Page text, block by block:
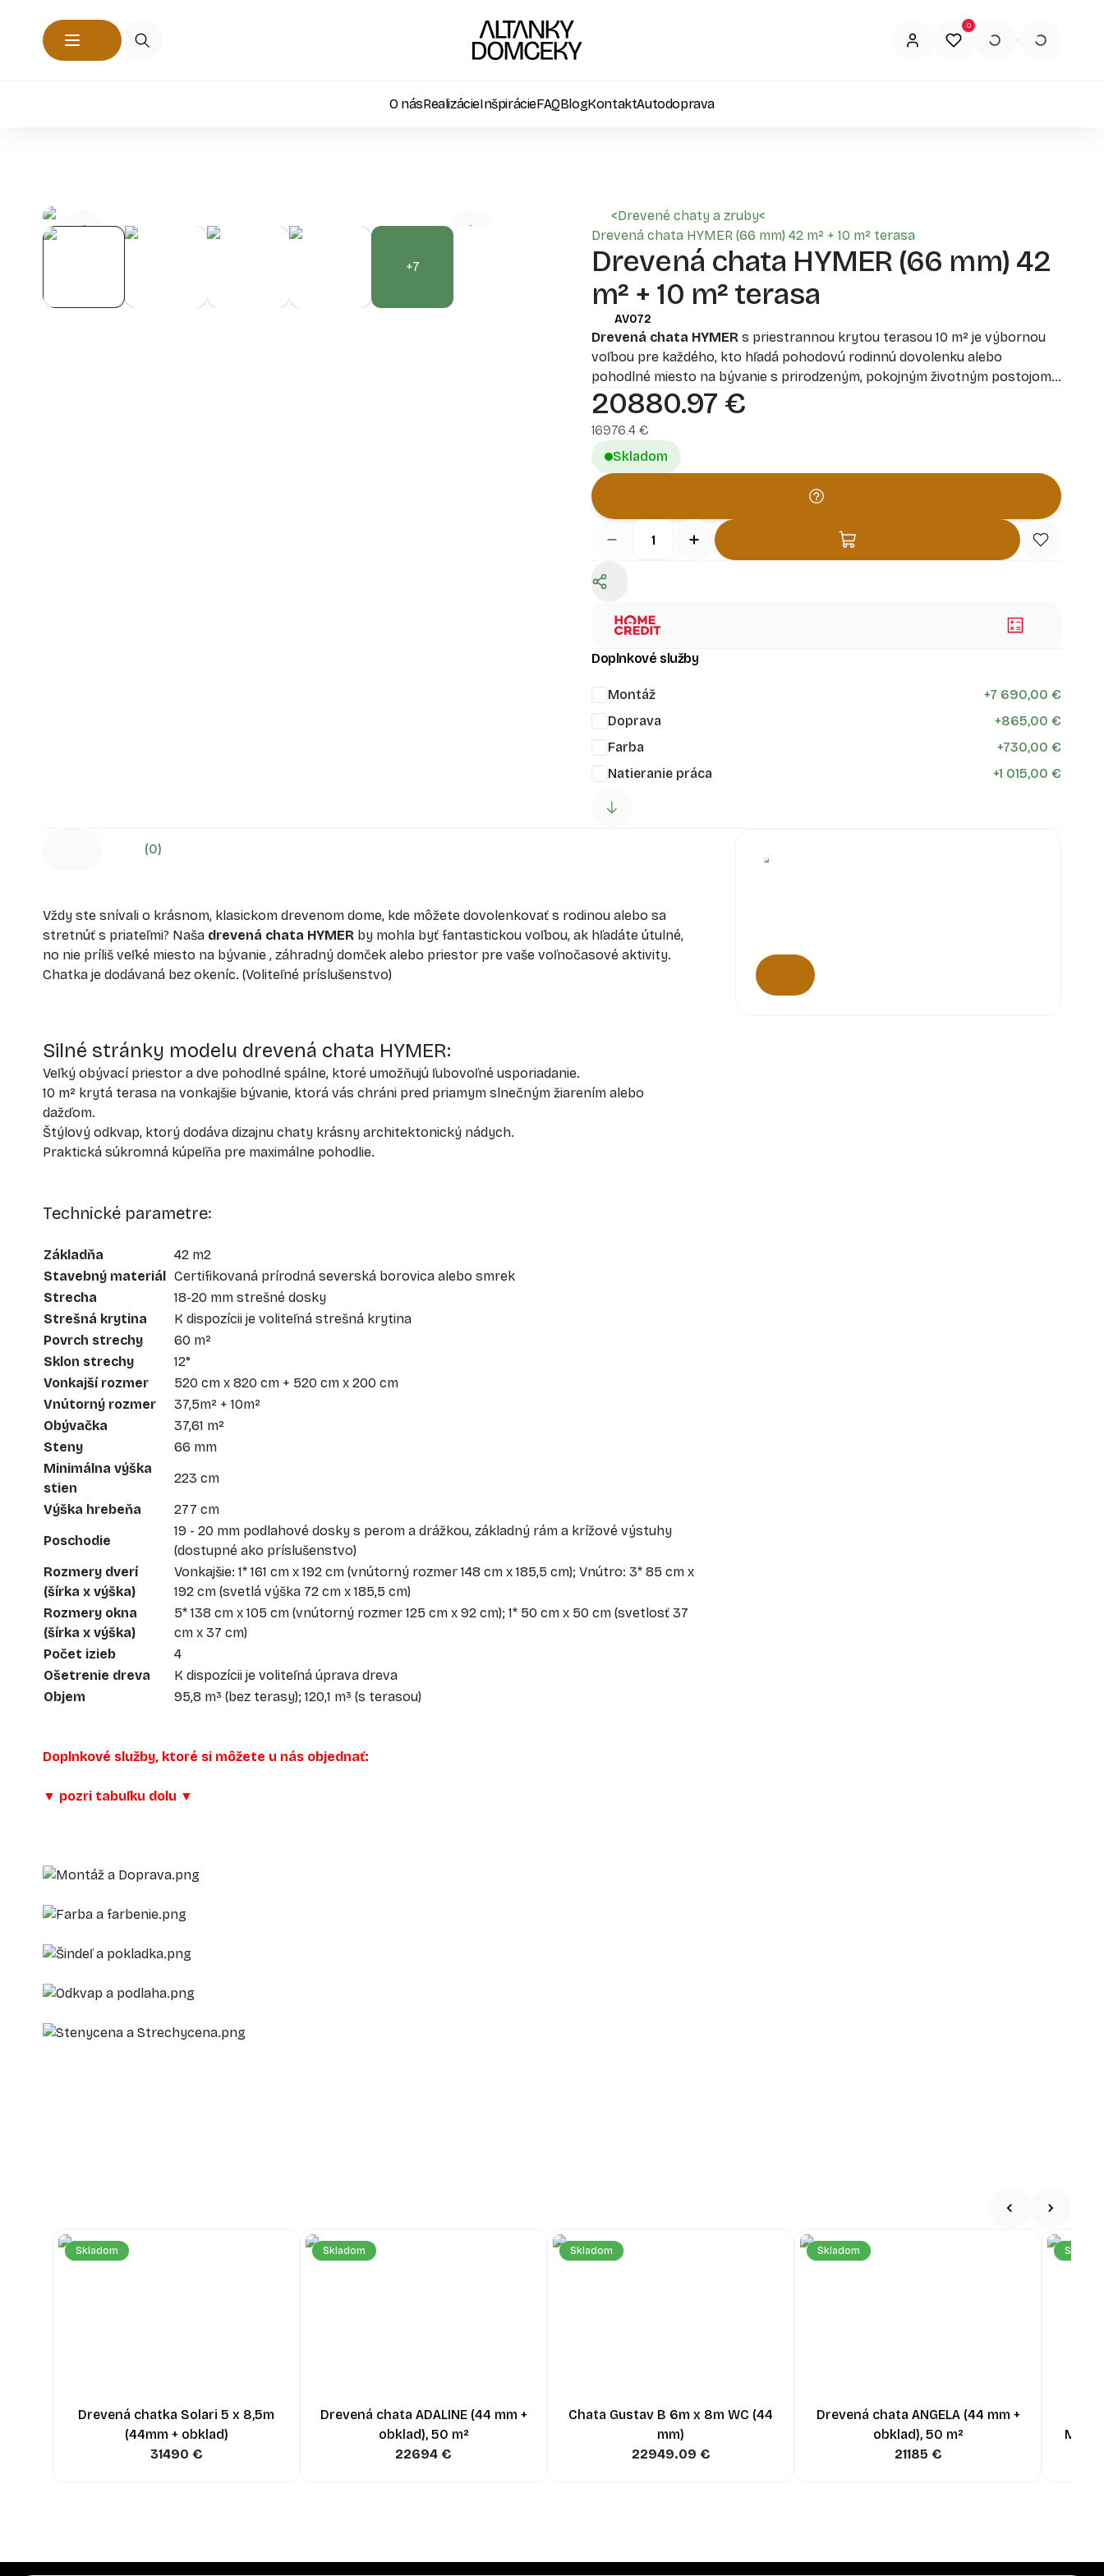
0
O násRealizácieInšpirácieFAQBlogKontaktAutodoprava
+7
<Drevené chaty a zruby<
Drevená chata HYMER (66 mm) 42 m² + 10 m² terasa
Drevená chata HYMER (66 mm) 42
m² + 10 m² terasa
AV072
Drevená chata HYMER s priestrannou krytou terasou 10 m² je výbornou
voľbou pre každého, kto hľadá pohodovú rodinnú dovolenku alebo
pohodlné miesto na bývanie s prirodzeným, pokojným životným postojom.
Krásna terasa rozširuje interiér domu a umožňuje vám vychutnať si krásne
chvíle vonku, bez ohľadu na počasie.
20880.97 €
16976.4 €
Skladom
Doplnkové služby
Montáž +7 690,00 €
Doprava
+865,00 €
Farba
+730,00 €
Natieranie práca
+1 015,00 €
(0)
Vždy ste snívali o krásnom, klasickom drevenom dome, kde môžete dovolenkovať s rodinou alebo sa
stretnúť s priateľmi? Naša drevená chata HYMER by mohla byť fantastickou voľbou, ak hľadáte útulné,
no nie príliš veľké miesto na bývanie , záhradný domček alebo priestor pre vaše voľnočasové aktivity.
Chatka je dodávaná bez okeníc. (Voliteľné príslušenstvo)
Silné stránky modelu drevená chata HYMER:
Veľký obývací priestor a dve pohodlné spálne, ktoré umožňujú ľubovoľné usporiadanie.
10 m² krytá terasa na vonkajšie bývanie, ktorá vás chráni pred priamym slnečným žiarením alebo
dažďom.
Štýlový odkvap, ktorý dodáva dizajnu chaty krásny architektonický nádych.
Praktická súkromná kúpeľňa pre maximálne pohodlie.
Technické parametre:
Základňa
42 m2
Stavebný materiál Certifikovaná prírodná severská borovica alebo smrek
Strecha
18-20 mm strešné dosky
Strešná krytina
K dispozícii je voliteľná strešná krytina
Povrch strechy
60 m²
Sklon strechy
12°
Vonkajší rozmer
520 cm x 820 cm + 520 cm x 200 cm
Vnútorný rozmer
37,5m² + 10m²
Obývačka
37,61 m²
Steny
66 mm
Minimálna výška
stien
223 cm
Výška hrebeňa
277 cm
Poschodie
19 - 20 mm podlahové dosky s perom a drážkou, základný rám a krížové výstuhy
(dostupné ako príslušenstvo)
Rozmery dverí
(šírka x výška)
Vonkajšie: 1* 161 cm x 192 cm (vnútorný rozmer 148 cm x 185,5 cm); Vnútro: 3* 85 cm x
192 cm (svetlá výška 72 cm x 185,5 cm)
Rozmery okna
(šírka x výška)
5* 138 cm x 105 cm (vnútorný rozmer 125 cm x 92 cm); 1* 50 cm x 50 cm (svetlosť 37
cm x 37 cm)
Počet izieb
4
Ošetrenie dreva
K dispozícii je voliteľná úprava dreva
Objem
95,8 m³ (bez terasy); 120,1 m³ (s terasou)
Doplnkové služby, ktoré si môžete u nás objednať:
▼ pozri tabuľku dolu ▼
Skladom
Drevená chatka Solari 5 x 8,5m
(44mm + obklad)
31490 €
Skladom
Drevená chata ADALINE (44 mm +
obklad), 50 m²
22694 €
Skladom
Chata Gustav B 6m x 8m WC (44
mm)
22949.09 €
Skladom
Drevená chata ANGELA (44 mm +
obklad), 50 m²
21185 €